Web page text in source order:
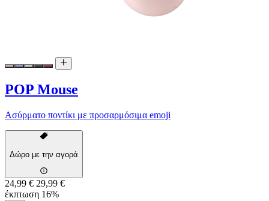
POP Mouse
Ασύρματο ποντίκι με προσαρμόσιμα emoji
Δώρο με την αγορά
24,99 € 29,99 €
έκπτωση 16%